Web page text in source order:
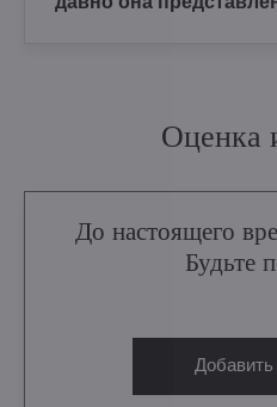
Оценка
До настоящего
Будьте
Добавить